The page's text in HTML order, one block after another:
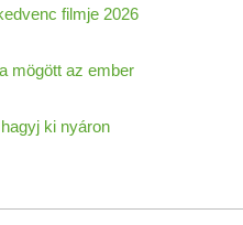
filmje 2026
mögött az ember
ki nyáron